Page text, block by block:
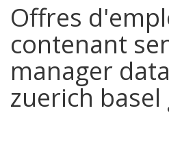
Offres
contenant
manager
zuerich basel